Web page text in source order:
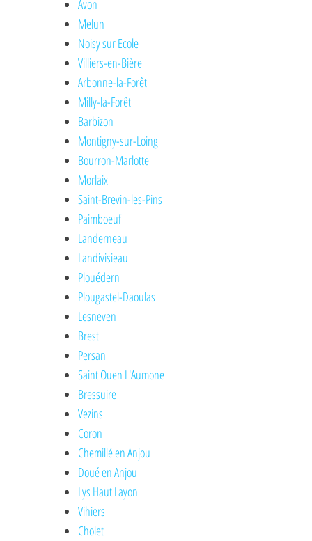
Avon
Melun
Noisy sur Ecole
Villiers-en-Bière
Arbonne-la-Forêt
Milly-la-Forêt
Barbizon
Montigny-sur-Loing
Bourron-Marlotte
Morlaix
Saint-Brevin-les-Pins
Paimboeuf
Landerneau
Landivisieau
Plouédern
Plougastel-Daoulas
Lesneven
Brest
Persan
Saint Ouen L'Aumone
Bressuire
Vezins
Coron
Chemillé en Anjou
Doué en Anjou
Lys Haut Layon
Vihiers
Cholet